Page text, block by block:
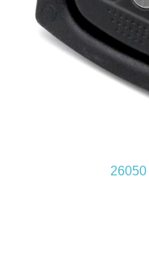
26050